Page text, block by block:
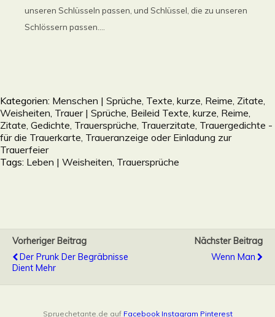
unseren Schlüsseln passen, und Schlüssel, die zu unseren
Schlössern passen....
Kategorien: Menschen | Sprüche, Texte, kurze, Reime, Zitate,
Weisheiten Trauer | Sprüche, Beileid Texte, kurze, Reime,
Zitate, Gedichte, Trauersprüche, Trauerzitate, Trauergedichte -
für die Trauerkarte, Traueranzeige oder Einladung zur
Trauerfeier
Tags: Leben | Weisheiten Trauersprüche
Vorheriger Beitrag
Der Prunk Der Begräbnisse
Dient Mehr
Nächster Beitrag
Wenn Man
Spruechetante.de auf Facebook Instagram Pinterest